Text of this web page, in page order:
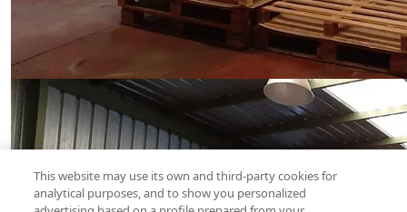
This website may use its own and third-party cookies for
analytical purposes, and to show you personalized